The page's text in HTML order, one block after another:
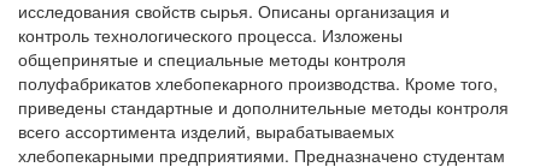
исследования свойств сырья. Описаны организация и
контроль технологического процесса. Изложены
общепринятые и специальные методы контроля
полуфабрикатов хлебопекарного производства. Кроме того,
приведены стандартные и дополнительные методы контроля
всего ассортимента изделий, вырабатываемых
хлебопекарными предприятиями. Предназначено студентам